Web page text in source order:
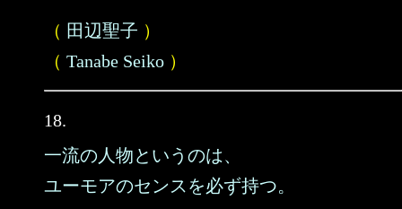
（ 田辺聖子 ）
（ Tanabe Seiko ）
18.
一流の人物というのは、
ユーモアのセンスを必ず持つ。